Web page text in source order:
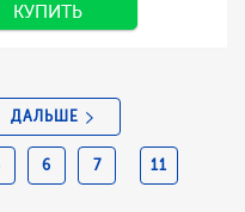
КУПИТЬ
6 7 11
ДАЛЬШЕ